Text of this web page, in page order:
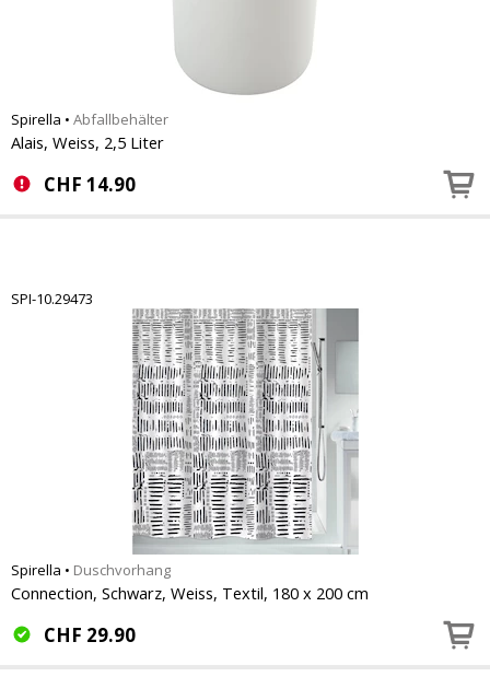
Spirella • Abfallbehälter
Alais, Weiss, 2,5 Liter
CHF 14.90
SPI-10.29473
Spirella • Duschvorhang
Connection, Schwarz, Weiss, Textil, 180 x 200 cm
CHF 29.90